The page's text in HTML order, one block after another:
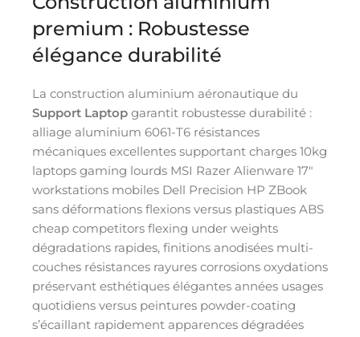
premium : Robustesse
élégance durabilité
La construction aluminium aéronautique du
Support Laptop garantit robustesse durabilité :
alliage aluminium 6061-T6 résistances
mécaniques excellentes supportant charges 10kg
laptops gaming lourds MSI Razer Alienware 17″
workstations mobiles Dell Precision HP ZBook
sans déformations flexions versus plastiques ABS
cheap competitors flexing under weights
dégradations rapides, finitions anodisées multi-
couches résistances rayures corrosions oxydations
préservant esthétiques élégantes années usages
quotidiens versus peintures powder-coating
s’écaillant rapidement apparences dégradées